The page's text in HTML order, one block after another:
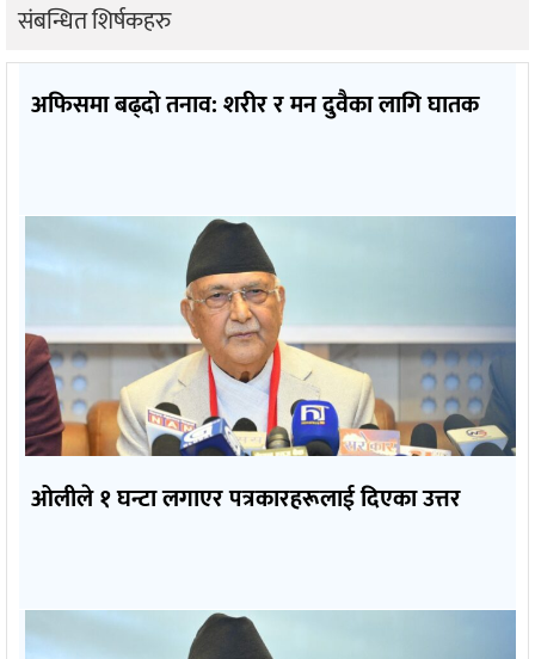
संबन्धित शिर्षकहरु
अफिसमा बढ्दो तनाव: शरीर र मन दुवैका लागि घातक
ओलीले १ घन्टा लगाएर पत्रकारहरूलाई दिएका उत्तर